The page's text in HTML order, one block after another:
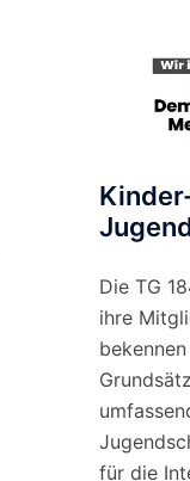
Die TG
ihre
für die